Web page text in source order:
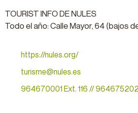
TOURIST INFO DE NULES
Todo el año: Calle Mayor, 64 (bajos
https://nules.org/
turisme@nules.es
964670001 Ext. 116 //